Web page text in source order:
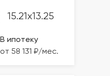
15.21x13.25
В ипотеку
от 58 131 ₽/мес.